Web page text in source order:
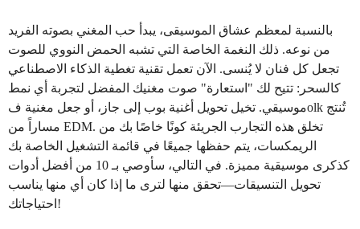
بالنسبة لمعظم عشاق الموسيقى، يبدأ حب المغني بصوته الفريد
من نوعه. ذلك النغمة الخاصة التي تشبه الحمض النووي للصوت
تجعل كل فنان لا يُنسى. الآن تعمل تقنية تغطية الذكاء الاصطناعي
كالسحر: تتيح لك "استعارة" صوت مغنيك المفضل لتجربة أي نمط
موسيقي. تخيل تحويل أغنية بوب إلى جاز، أو جعل مغنية فolk تُنتج
مساراً من EDM. تخلق هذه التجارب الجريئة كونًا خاصًا بك من
الريمكسات، يتم حفظها جميعًا في قائمة التشغيل الخاصة بك
كذكرى موسيقية مميزة. في التالي، سأوصي بـ 10 من أفضل أدوات
تحويل التنسيقات—تحقق منها لترى ما إذا كان أي منها يناسب
احتياجاتك!